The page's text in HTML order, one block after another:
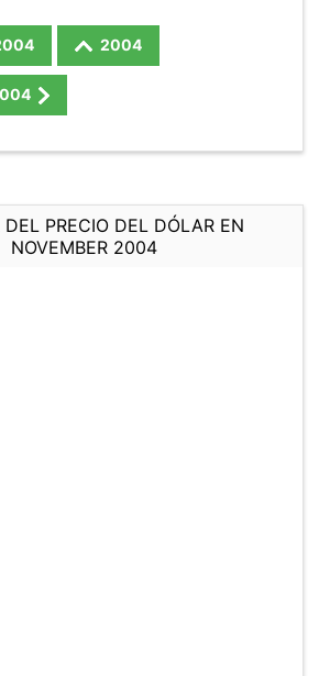
2004
DEL PRECIO DEL DÓLAR EN
NOVEMBER 2004